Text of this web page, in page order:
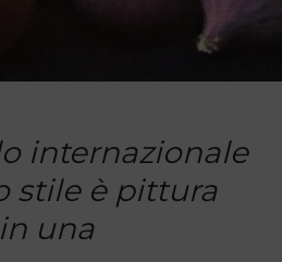
internazionale
stile è pittura
una